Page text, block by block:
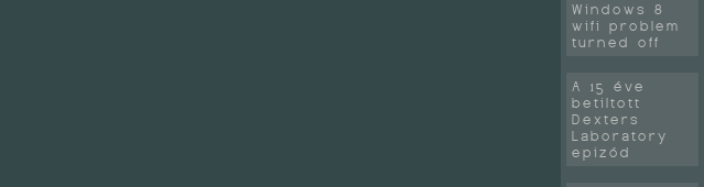
Windows 8
wifi problem
turned off
A 15 éve
betiltott
Dexters
Laboratory
epizód